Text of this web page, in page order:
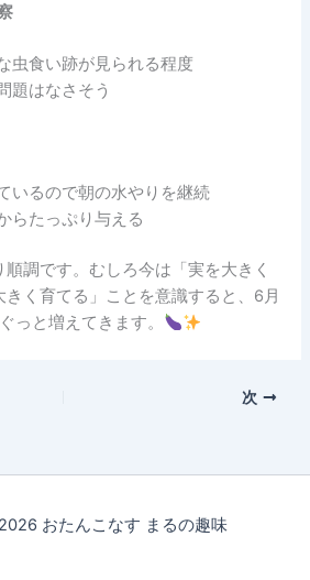
虫食い跡が見られる程度
題はなさそう
いるので朝の水やりを継続
らたっぷり与える
調です。むしろ今は「実を大きく
く育てる」ことを意識すると、6月
っと増えてきます。
次
おたんこなす まるの趣味